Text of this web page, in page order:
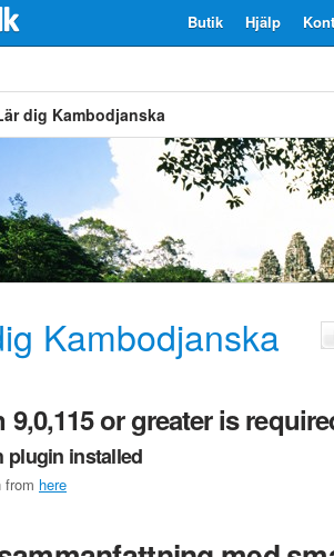
Hjälp
Butik
dig Kambodjanska
Kambodjanska
or greater is
plugin installed
from here